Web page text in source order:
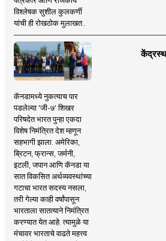
विश्लेषक सुशील कुलकर्णी
यांची ही रोखठोक मुलाखत..
कॅनडामध्ये नुकत्याच पार
पडलेल्या 'जी-७' शिखर
परिषदेत भारत पुन्हा एकदा
विशेष निमंत्रित देश म्हणून
सहभागी झाला. अमेरिका,
ब्रिटन, फ्रान्स, जर्मनी,
इटली, जपान आणि कॅनडा या
सात विकसित अर्थव्यवस्थांच्या
गटाचा भारत सदस्य नसला,
तरी गेल्या काही वर्षांपासून
भारताला सातत्याने निमंत्रित
करण्यात येत आहे. त्यामुळे या
मंचावर भारताचे वाढते महत्त्व